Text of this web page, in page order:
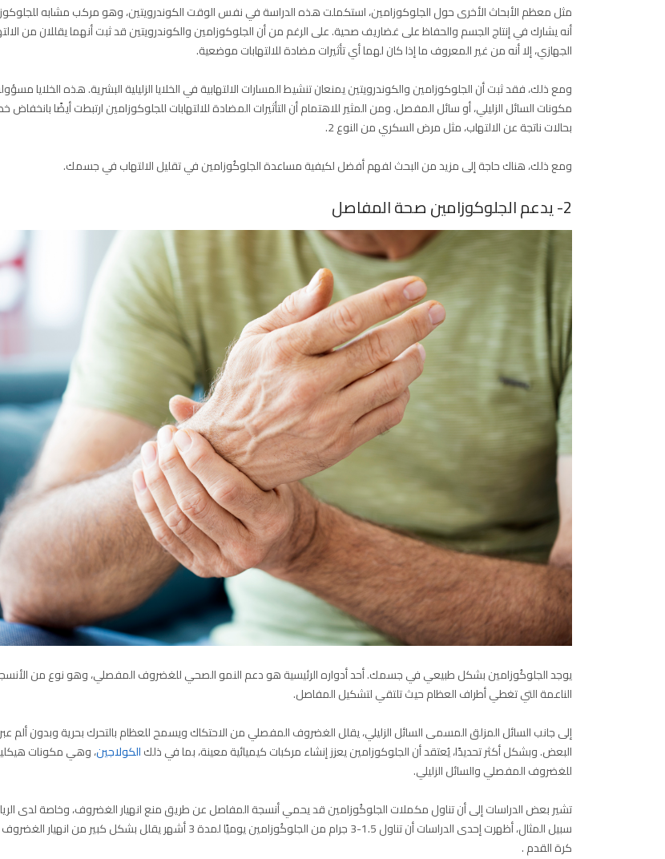
مثل معظم الأبحاث الأخرى حول الجلوكوزامين، استكملت هذه الدراسة في نفس الوقت الكوندرويتين، وهو مركب مشابه
أنه يشارك في إنتاج الجسم والحفاظ على غضاريف صحية. على الرغم من أن الجلوكوزامين والكوندرويتين قد ثبت أنهما يقللان من
الجهازي، إلا أنه من غير المعروف ما إذا كان لهما أي تأثيرات مضادة للالتهابات موضعية.
ومع ذلك، فقد ثبت أن الجلوكوزامين والكوندرويتين يمنعان تنشيط المسارات الالتهابية في الخلايا الزليلية البشرية. هذه الخلايا
مكونات السائل الزليلي، أو سائل المفصل. ومن المثير للاهتمام أن التأثيرات المضادة للالتهابات للجلوكوزامين ارتبطت أيضًا بانخفاض
بحالات ناتجة عن الالتهاب، مثل مرض السكري من النوع 2.
ومع ذلك، هناك حاجة إلى مزيد من البحث لفهم أفضل لكيفية مساعدة الجلوكُوزامين في تقليل الالتهاب في جسمك.
2- يدعم الجلوكوزامين صحة المفاصل
يوجد الجلوكُوزامين بشكل طبيعي في جسمك. أحد أدواره الرئيسية هو دعم النمو الصحي للغضروف المفصلي، وهو نوع من
الناعمة التي تغطي أطراف العظام حيث تلتقي لتشكيل المفاصل.
إلى جانب السائل المزلق المسمى السائل الزليلي، يقلل الغضروف المفصلي من الاحتكاك ويسمح للعظام بالتحرك بحرية وبدون ألم
البعض. وبشكل أكثر تحديدًا، يُعتقد أن الجلوكوزامين يعزز إنشاء مركبات كيميائية معينة، بما في ذلكالكولاجين، وهي مكونات
للغضروف المفصلي والسائل الزليلي.
تشير بعض الدراسات إلى أن تناول مكملات الجلوكُوزامين قد يحمي أنسجة المفاصل عن طريق منع انهيار الغضروف، وخاصة لدى
سبيل المثال، أظهرت إحدى الدراسات أن تناول 1.5-3 جرام من الجلوكُوزامين يوميًا لمدة 3 أشهر يقلل بشكل
كرة القدم .